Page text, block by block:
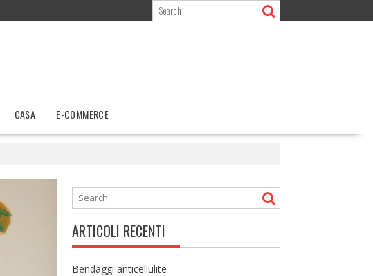
CASA E-COMMERCE
ARTICOLI RECENTI
Bendaggi anticellulite